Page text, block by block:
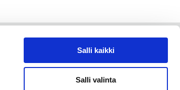
Salli kaikki
Salli valinta